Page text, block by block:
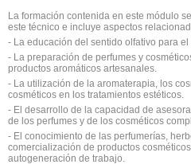
La formación contenida en este módulo
este técnico e incluye aspectos
- La educación del sentido olfativo para
- La preparación de perfumes y
productos aromáticos artesanales.
- La utilización de la aromaterapia, los
cosméticos en los tratamientos estéticos.
- El desarrollo de la capacidad de
de los perfumes y de los cosméticos
- El conocimiento de las perfumerías,
comercialización de productos
autogeneración de trabajo.